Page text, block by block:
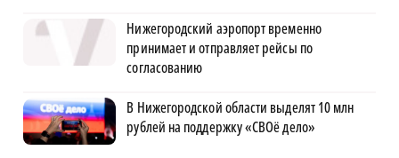
Нижегородский аэропорт временно
принимает и отправляет рейсы по
согласованию
В Нижегородской области выделят 10 млн
рублей на поддержку «СВОё дело»